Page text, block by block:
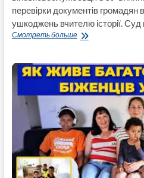
перевірки документів громадян
ушкоджень вчителю історії.
Смотреть большеТри
волі
та
150
тисяч
грн
штрафу:
суд
Харкова
виніс
вирок
працівнику